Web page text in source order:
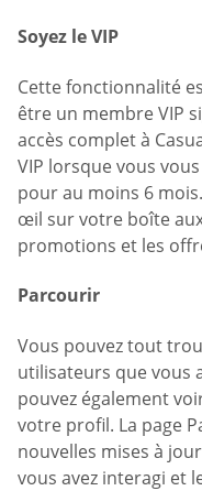
Soyez le VIP
Cette fonctionnalité
être un membre VIP
accès complet à
VIP lorsque vous
pour au moins 6
œil sur votre boîte
promotions et les
Parcourir
Vous pouvez tout
utilisateurs que vous
pouvez également
votre profil. La page
nouvelles mises à
vous avez interagi et